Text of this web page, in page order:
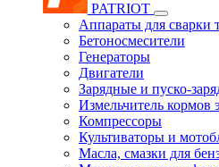
PATRIOT
Аппараты для
Бетоносмесители
Генераторы
Двигатели
Зарядные и пуско-
Измельчитель кормов
Компрессоры
Культиваторы и
Масла, смазки для